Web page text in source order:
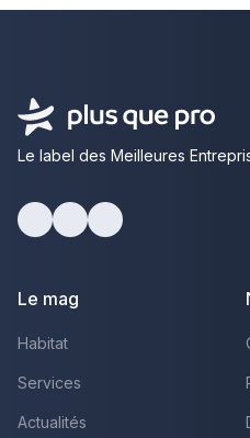
Le label des Meilleures
Le mag
Habitat
Services
Actualités